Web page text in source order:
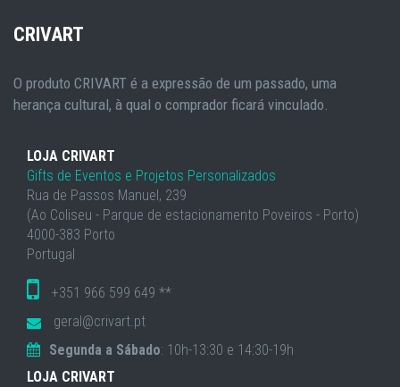
CRIVART
O produto CRIVART é a expressão de um passado, uma
herança cultural, à qual o comprador ficará vinculado.
LOJA CRIVART
Gifts de Eventos e Projetos Personalizados
Rua de Passos Manuel, 239
(Ao Coliseu - Parque de estacionamento Poveiros - Porto)
4000-383 Porto
Portugal
+351 966 599 649 **
geral@crivart.pt
Segunda a Sábado: 10h-13:30 e 14:30-19h
LOJA CRIVART